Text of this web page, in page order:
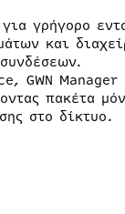
γρήγορο
και
GWN Manager
πακέτα
στο δίκτυο.